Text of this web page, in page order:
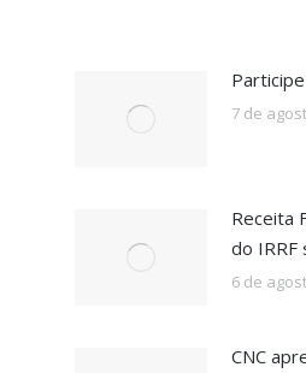
7 de
Receita
do IRRF
6 de
CNC